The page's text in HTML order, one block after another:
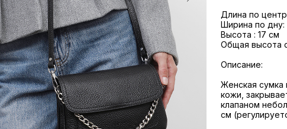
Длина по
Ширина по дну:
Высота : 17 см
Общая высота
Описание:
Женская сумка
кожи,
клапаном
см